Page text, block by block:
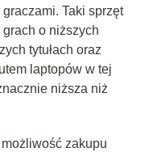
Taki sprzęt
o niższych
tytułach oraz
laptopów w tej
niższa niż
zakupu